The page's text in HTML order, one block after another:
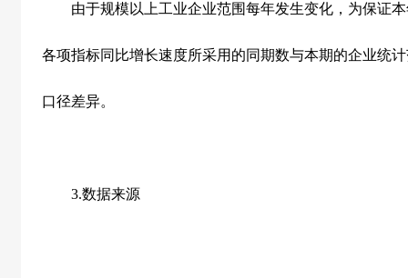
由于规模以上工业企业范围每年发生变化，为保证本
各项指标同比增长速度所采用的同期数与本期的企业统
口径差异。
3.数据来源